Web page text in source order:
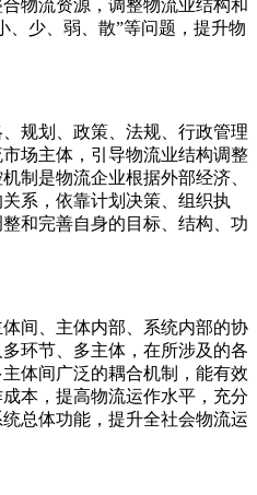
物流资源，调整物流业结构和
、少、弱、散”等问题，提升物
规划、政策、法规、行政管理
场主体，引导物流业结构调整
制是物流企业根据外部经济、
系，依靠计划决策、组织执
和完善自身的目标、结构、功
间、主体内部、系统内部的协
环节、多主体，在所涉及的各
体间广泛的耦合机制，能有效
本，提高物流运作水平，充分
总体功能，提升全社会物流运